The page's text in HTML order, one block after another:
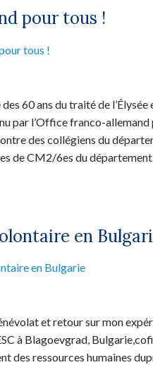
pour tous !
60 ans du traité de
par l’Office franco-allemand
des collégiens du
de CM2/6es du
en
et retour sur mon
à Blagoevgrad,
des ressources humaines